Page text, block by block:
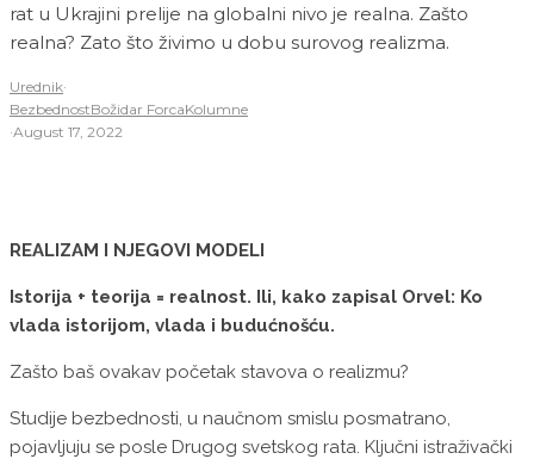
rat u Ukrajini prelije na globalni nivo je realna. Zašto
realna? Zato što živimo u dobu surovog realizma.
Urednik·
BezbednostBožidar ForcaKolumne
·August 17, 2022
REALIZAM I NJEGOVI MODELI
Istorija + teorija = realnost. Ili, kako zapisal Orvel: Ko
vlada istorijom, vlada i budućnošću.
Zašto baš ovakav početak stavova o realizmu?
Studije bezbednosti, u naučnom smislu posmatrano,
pojavljuju se posle Drugog svetskog rata. Ključni istraživački